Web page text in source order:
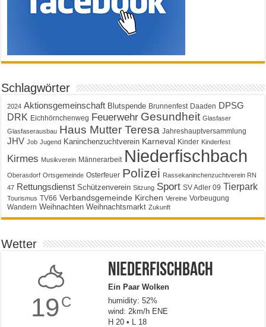
Schlagwörter
2024 Aktionsgemeinschaft Blutspende Brunnenfest Daaden DPSG
DRK Eichhörnchenweg Feuerwehr Gesundheit Glasfaser
Glasfaserausbau Haus Mutter Teresa Jahreshauptversammlung
JHV Job Jugend Kaninchenzuchtverein Karneval Kinder Kinderfest
Kirmes Musikverein Männerarbeit Niederfischbach
Oberasdorf Ortsgemeinde Osterfeuer Polizei Rassekaninchenzuchtverein RN
47 Rettungsdienst Schützenverein Sitzung Sport SV Adler 09 Tierpark
Tourismus TV66 Verbandsgemeinde Kirchen Vereine Vorbeugung
Wandern Weihnachten Weihnachtsmarkt Zukunft
Wetter
19C
Niederfischbach
Ein Paar Wolken
humidity: 52%
wind: 2km/h ENE
H 20 • L 18